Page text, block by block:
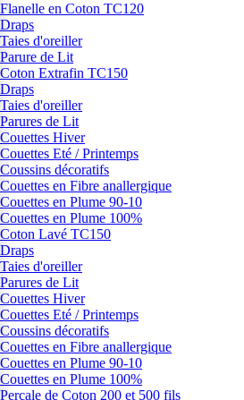
Flanelle en Coton TC120
Draps
Taies d'oreiller
Parure de Lit
Coton Extrafin TC150
Draps
Taies d'oreiller
Parures de Lit
Couettes Hiver
Couettes Eté / Printemps
Coussins décoratifs
Couettes en Fibre anallergique
Couettes en Plume 90-10
Couettes en Plume 100%
Coton Lavé TC150
Draps
Taies d'oreiller
Parures de Lit
Couettes Hiver
Couettes Eté / Printemps
Coussins décoratifs
Couettes en Fibre anallergique
Couettes en Plume 90-10
Couettes en Plume 100%
Percale de Coton 200 et 500 fils